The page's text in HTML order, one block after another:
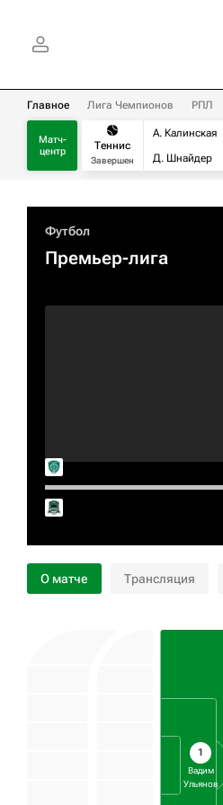
Главное Лига Чемпионов РПЛ
Матч-
центр
Теннис
Завершен
А. Калинская
Д. Шнайдер
Футбол
Премьер-лига
О матче Трансляция
1
Вадим
Ульянов